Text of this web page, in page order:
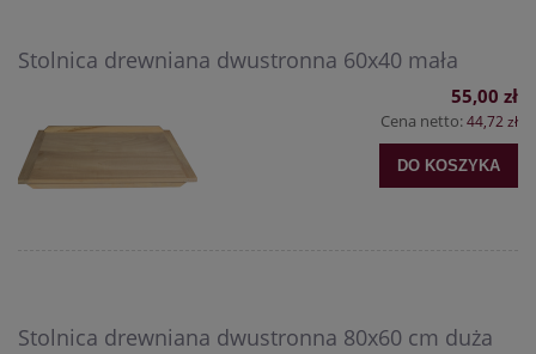
Stolnica drewniana dwustronna 60x40 mała
55,00 zł
Cena netto:44,72 zł
DO KOSZYKA
Stolnica drewniana dwustronna 80x60 cm duża